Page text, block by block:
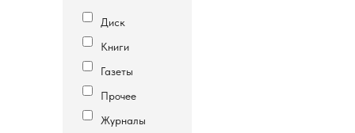
Диск
Книги
Газеты
Прочее
Журналы